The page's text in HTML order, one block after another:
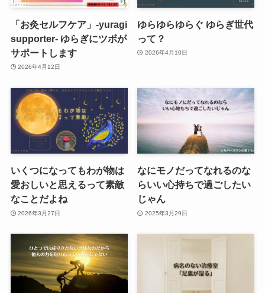
「お灸セルフケア」-yuragi
supporter- ゆらぎにツボが
サポートします
2026年4月12日
ゆらゆらゆらぐ ゆらぎ世代
って？
2026年4月10日
いくつになってもわが物は
愛おしいと思えるって素敵
なことだよね
2026年3月27日
なにモノだってなれるのな
らいい心持ちで過ごしたい
じゃん
2025年3月29日